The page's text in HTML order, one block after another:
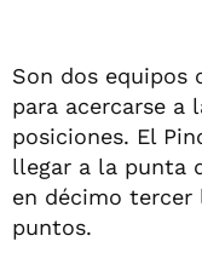
Son dos equipos
para acercarse a
posiciones. El
llegar a la punta
en décimo tercer
puntos.